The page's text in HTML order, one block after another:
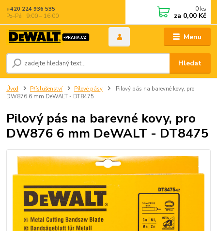
Menu
Hledat
+420 224 936 535
Po–Pá | 9:00 – 16:00
0 ks
za 0,00 Kč
Úvod Příslušenství Pilové pásy
Pilový pás na barevné kovy, pro
DW876 6 mm DeWALT - DT8475
Pilový pás na barevné kovy, pro
DW876 6 mm DeWALT - DT8475